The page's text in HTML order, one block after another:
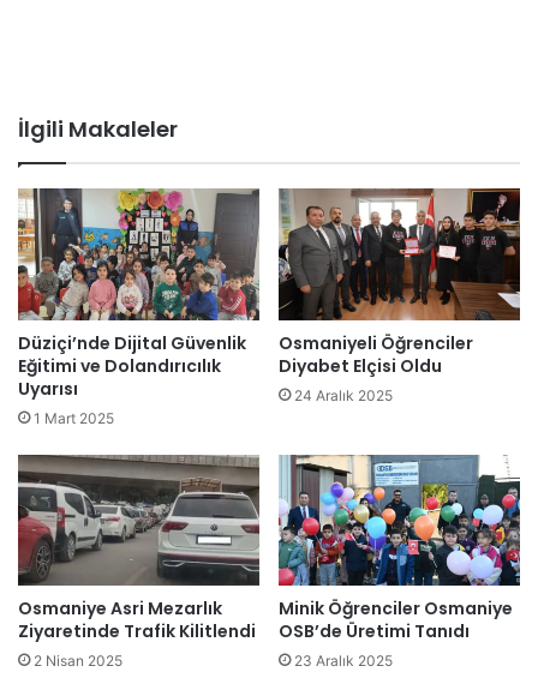
İlgili Makaleler
Düziçi’nde Dijital Güvenlik
Eğitimi ve Dolandırıcılık
Uyarısı
1 Mart 2025
Osmaniyeli Öğrenciler
Diyabet Elçisi Oldu
24 Aralık 2025
Osmaniye Asri Mezarlık
Ziyaretinde Trafik Kilitlendi
2 Nisan 2025
Minik Öğrenciler Osmaniye
OSB’de Üretimi Tanıdı
23 Aralık 2025